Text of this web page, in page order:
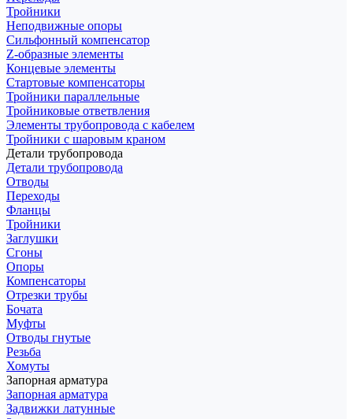
Тройники
Неподвижные опоры
Cильфонный компенсатор
Z-образные элементы
Концевые элементы
Стартовые компенсаторы
Тройники параллельные
Тройниковые ответвления
Элементы трубопровода с кабелем
Тройники с шаровым краном
Детали трубопровода
Детали трубопровода
Отводы
Переходы
Фланцы
Тройники
Заглушки
Сгоны
Опоры
Компенсаторы
Отрезки трубы
Бочата
Муфты
Отводы гнутые
Резьба
Хомуты
Запорная арматура
Запорная арматура
Задвижки латунные